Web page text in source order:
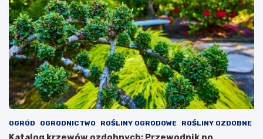
OGRÓD OGRODNICTWO ROŚLINY OGRODOWE ROŚLINY OZDOBNE